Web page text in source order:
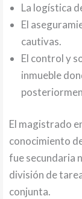
La logística
El
cautivas.
El control y
inmueble
El magistrado
conocimiento
fue secundaria
división de
conjunta.